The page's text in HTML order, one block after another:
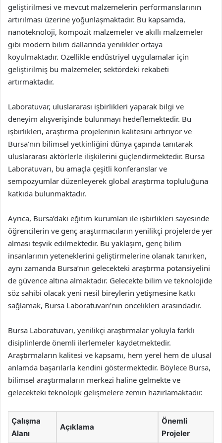
geliştirilmesi ve mevcut malzemelerin performanslarının
artırılması üzerine yoğunlaşmaktadır. Bu kapsamda,
nanoteknoloji, kompozit malzemeler ve akıllı malzemeler
gibi modern bilim dallarında yenilikler ortaya
koyulmaktadır. Özellikle endüstriyel uygulamalar için
geliştirilmiş bu malzemeler, sektördeki rekabeti
artırmaktadır.
Laboratuvar, uluslararası işbirlikleri yaparak bilgi ve
deneyim alışverişinde bulunmayı hedeflemektedir. Bu
işbirlikleri, araştırma projelerinin kalitesini artırıyor ve
Bursa’nın bilimsel yetkinliğini dünya çapında tanıtarak
uluslararası aktörlerle ilişkilerini güçlendirmektedir. Bursa
Laboratuvarı, bu amaçla çeşitli konferanslar ve
sempozyumlar düzenleyerek global araştırma topluluğuna
katkıda bulunmaktadır.
Ayrıca, Bursa’daki eğitim kurumları ile işbirlikleri sayesinde
öğrencilerin ve genç araştırmacıların yenilikçi projelerde yer
alması teşvik edilmektedir. Bu yaklaşım, genç bilim
insanlarının yeteneklerini geliştirmelerine olanak tanırken,
aynı zamanda Bursa’nın gelecekteki araştırma potansiyelini
de güvence altına almaktadır. Gelecekte bilim ve teknolojide
söz sahibi olacak yeni nesil bireylerin yetişmesine katkı
sağlamak, Bursa Laboratuvarı’nın öncelikleri arasındadır.
Bursa Laboratuvarı, yenilikçi araştırmalar yoluyla farklı
disiplinlerde önemli ilerlemeler kaydetmektedir.
Araştırmaların kalitesi ve kapsamı, hem yerel hem de ulusal
anlamda başarılarla kendini göstermektedir. Böylece Bursa,
bilimsel araştırmaların merkezi haline gelmekte ve
gelecekteki teknolojik gelişmelere zemin hazırlamaktadır.
Çalışma
Alanı
Açıklama
Önemli
Projeler